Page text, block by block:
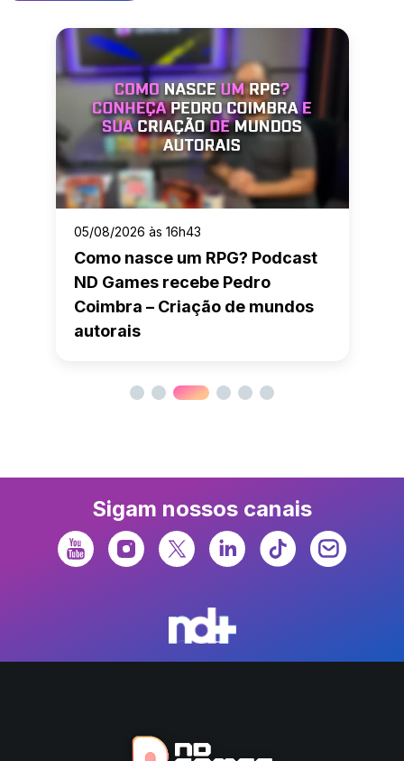
05/08/2026 às 16h43
Como nasce um RPG? Podcast
ND Games recebe Pedro
Coimbra – Criação de mundos
autorais
Sigam nossos canais